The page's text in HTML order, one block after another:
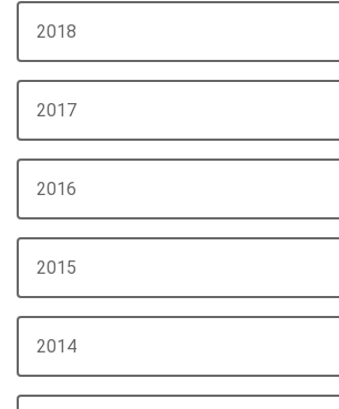
2018
2017
2016
2015
2014